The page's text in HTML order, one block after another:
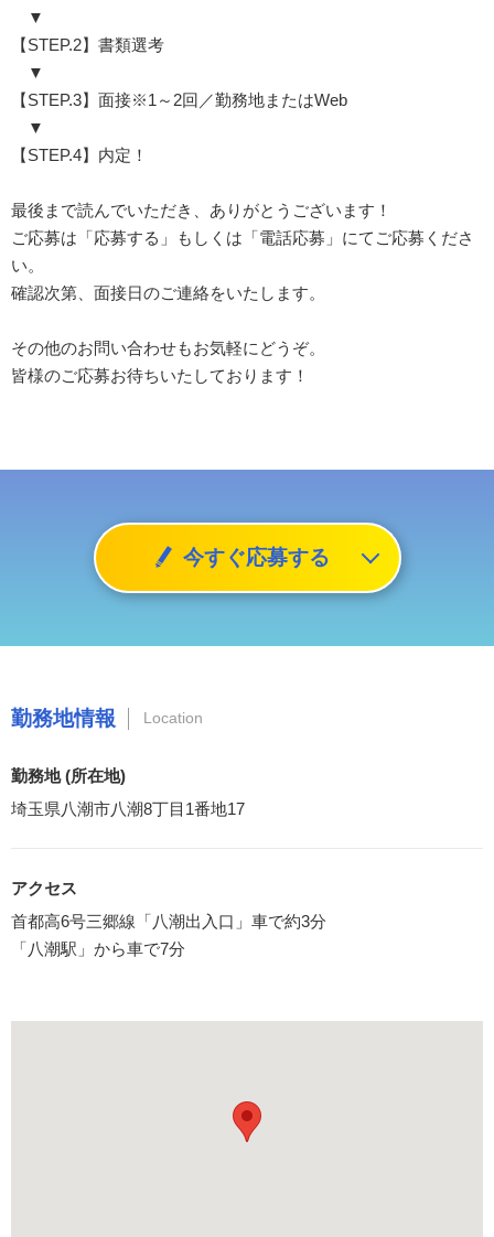
▼
【STEP.2】書類選考
▼
【STEP.3】面接※1～2回／勤務地またはWeb
▼
【STEP.4】内定！
最後まで読んでいただき、ありがとうございます！
ご応募は「応募する」もしくは「電話応募」にてご応募くださ
い。
確認次第、面接日のご連絡をいたします。
その他のお問い合わせもお気軽にどうぞ。
皆様のご応募お待ちいたしております！
今すぐ応募する
勤務地情報 Location
勤務地 (所在地)
埼玉県八潮市八潮8丁目1番地17
アクセス
首都高6号三郷線「八潮出入口」車で約3分
「八潮駅」から車で7分